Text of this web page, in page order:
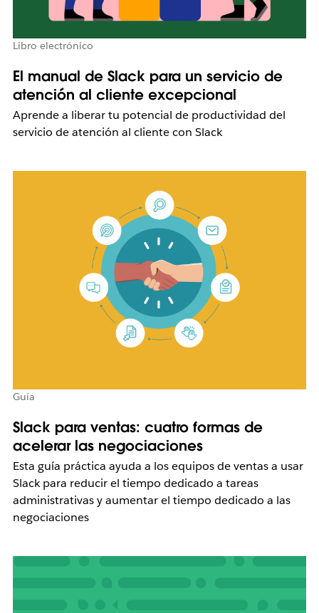
Libro electrónico
El manual de Slack para un servicio de
atención al cliente excepcional
Aprende a liberar tu potencial de productividad del
servicio de atención al cliente con Slack
Guía
Slack para ventas: cuatro formas de
acelerar las negociaciones
Esta guía práctica ayuda a los equipos de ventas a usar
Slack para reducir el tiempo dedicado a tareas
administrativas y aumentar el tiempo dedicado a las
negociaciones